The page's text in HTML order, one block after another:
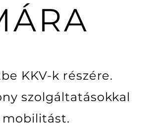
KKV-k részére.
szolgáltatásokkal